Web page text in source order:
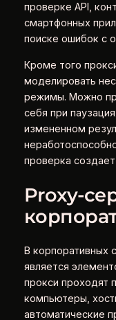
проверке API,
смартфонных
поиске ошибок с
Кроме того
моделировать
режимы. Можно
себя при
измененном
проверка
Proxy-
В корпоративных
является
прокси проходят
компьютеры,
автоматические